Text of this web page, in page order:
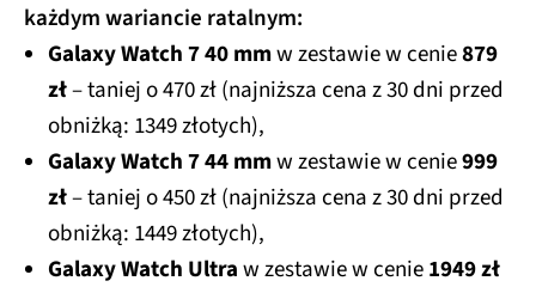
każdym wariancie ratalnym:
Galaxy Watch 7 40 mmw zestawie w cenie879
zł– taniej o 470 zł (najniższa cena z 30 dni przed
obniżką: 1349 złotych),
Galaxy Watch 7 44 mmw zestawie w cenie999
zł– taniej o 450 zł (najniższa cena z 30 dni przed
obniżką: 1449 złotych),
Galaxy Watch Ultraw zestawie w cenie1949 zł